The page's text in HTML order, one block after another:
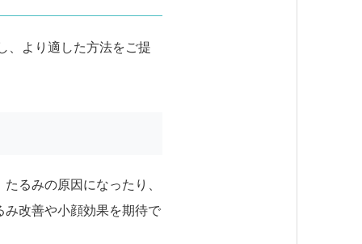
、より適した方法をご提
るみの原因になったり、
改善や小顔効果を期待で